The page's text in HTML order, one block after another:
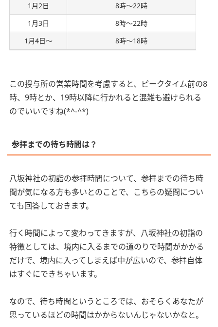
1月2日
8時～22時
1月3日
8時～22時
1月4日～
8時～18時
この授与所の営業時間を考慮すると、ピークタイム前の8
時、9時とか、19時以降に行かれると混雑も避けられる
のでいいですね(*^-^*)
参拝までの待ち時間は？
八坂神社の初詣の参拝時間について、参拝までの待ち時
間が気になる方も多いとのことで、こちらの疑問につい
ても回答しておきます。
行く時間によって変わってきますが、八坂神社の初詣の
特徴としては、境内に入るまでの道のりで時間がかかる
だけで、境内に入ってしまえば中が広いので、参拝自体
はすぐにできちゃいます。
なので、待ち時間というところでは、おそらくあなたが
思っているほどの時間はかからないんじゃないかなと。